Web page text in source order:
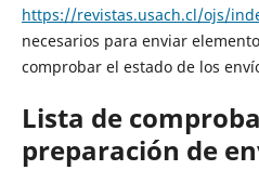
https://revistas.usach.cl/ojs/
necesarios para enviar
comprobar el estado de los
Lista de
preparación de